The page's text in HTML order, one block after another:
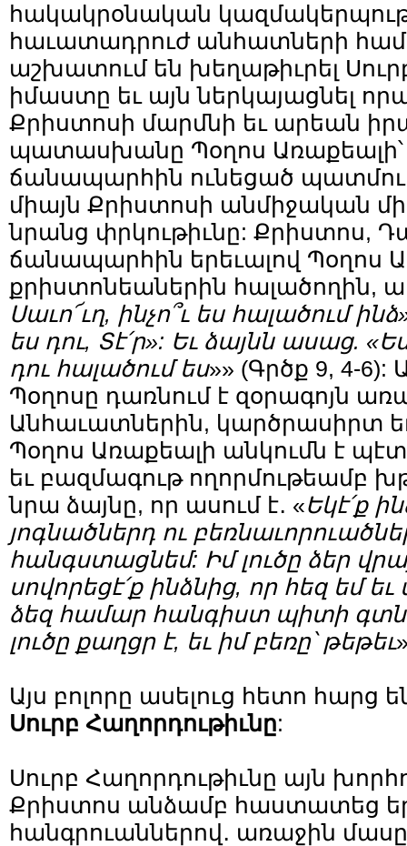
հակակրօնական
հաւատադրուժ անհատների
աշխատում են խեղաթիւրել
իմաստը եւ այն ներկայացնել
Քրիստոսի մարմնի եւ արեան
պատասխանը Պօղոս
ճանապարհին ունեցած
միայն Քրիստոսի անմիջական
նրանց փրկութիւնը: Քրիստոս,
ճանապարհին երեւալով Պօղոս
քրիստոնեաներին հալածողին,
Սաւո՜ւղ, ինչո՞ւ ես հալածում
ես դու, Տէ՛ր»: Եւ ձայնն ասաց.
դու հալածում ես»» (Գրծք 9, 4-6):
Պօղոսը դառնում է զօրագոյն
Անհաւատներին, կարծրասիրտ եւ
Պօղոս Առաքեալի անկումն է
եւ բազմագութ ողորմութեամբ
նրա ձայնը, որ ասում է․ «Եկէ՛ք
յոգնածներդ ու
հանգստացնեմ: Իմ լուծը ձեր
սովորեցէ՛ք ինձնից, որ հեզ եմ
ձեզ համար հանգիստ պիտի
լուծը քաղցր է, եւ իմ բեռը՝ թեթեւ
Այս բոլորը ասելուց հետո հարց
Սուրբ Հաղորդութիւնը:
Սուրբ Հաղորդութիւնը այն
Քրիստոս անձամբ հաստատեց
հանգրուաններով․ առաջին